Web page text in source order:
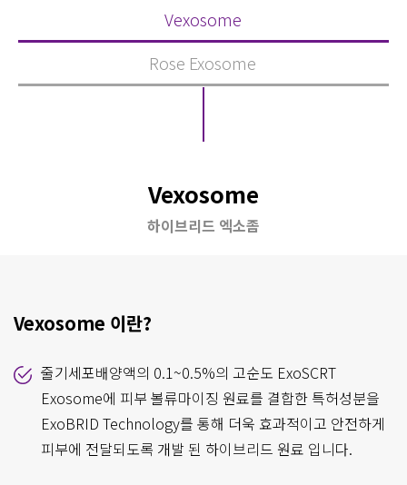
Vexosome
Rose Exosome
Vexosome
하이브리드 엑소좀
Vexosome 이란?
줄기세포배양액의 0.1~0.5%의 고순도 ExoSCRT
Exosome에 피부 볼류마이징 원료를 결합한 특허성분을
ExoBRID Technology를 통해 더욱 효과적이고 안전하게
피부에 전달되도록 개발 된 하이브리드 원료 입니다.